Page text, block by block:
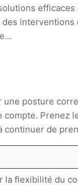
une posture
compte. Prenez
continuer de
la flexibilité du